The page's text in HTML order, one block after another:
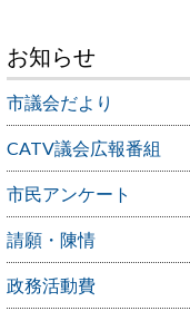
お知らせ
市議会だより
CATV議会広報番組
市民アンケート
請願・陳情
政務活動費